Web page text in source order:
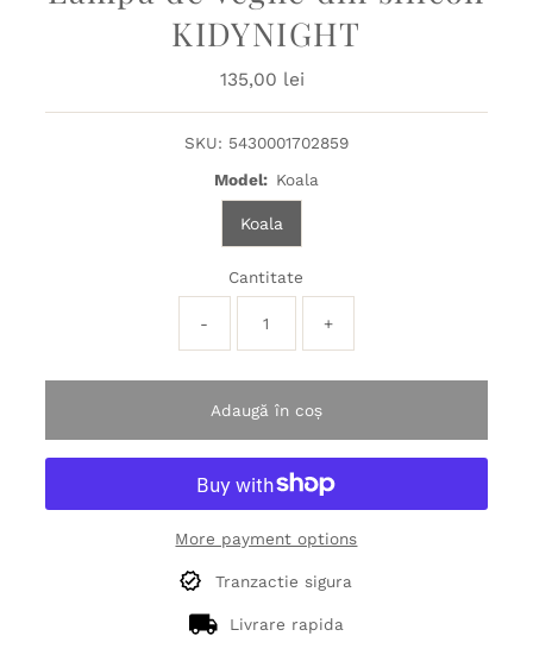
KIDYNIGHT
Preț
135,00 lei
SKU: 5430001702859
Model: Koala
Koala
Cantitate
- +
Adaugă în coș
More payment options
Tranzactie sigura
Livrare rapida